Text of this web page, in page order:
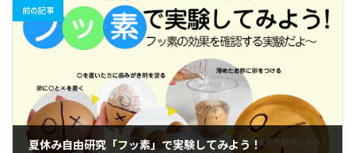
前の記事
夏休み自由研究「フッ素」で実験してみよう！